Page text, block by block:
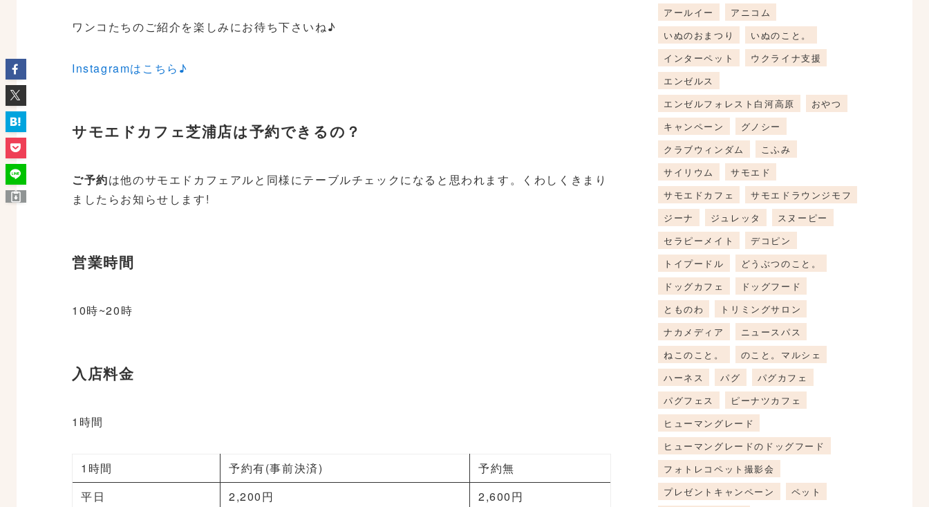
ワンコたちのご紹介を楽しみにお待ち下さいね♪
Instagramはこちら♪
サモエドカフェ芝浦店は予約できるの？
ご予約は他のサモエドカフェアルと同様にテーブルチェックになると思われます。くわしくきまり
ましたらお知らせします!
営業時間
10時~20時
入店料金
1時間
1時間 予約有(事前決済)
予約無
平日
2,200円
2,600円
アールイー
アニコム
いぬのおまつり
いぬのこと。
インターペット
ウクライナ支援
エンゼルス
エンゼルフォレスト白河高原
おやつ
キャンペーン
グノシー
クラブウィンダム
こふみ
サイリウム
サモエド
サモエドカフェ
サモエドラウンジモフ
ジーナ
ジュレッタ
スヌーピー
セラピーメイト
デコピン
トイプードル
どうぶつのこと。
ドッグカフェ
ドッグフード
とものわ
トリミングサロン
ナカメディア
ニュースパス
ねこのこと。
のこと。マルシェ
ハーネス
パグ
パグカフェ
パグフェス
ピーナツカフェ
ヒューマングレード
ヒューマングレードのドッグフード
フォトレコペット撮影会
プレゼントキャンペーン
ペット